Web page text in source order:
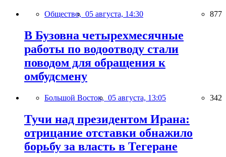
Общество, 05 августа, 14:30 877
В Бузовна четырехмесячные
работы по водоотводу стали
поводом для обращения к
омбудсмену
Большой Восток, 05 августа, 13:05 342
Тучи над президентом Ирана:
отрицание отставки обнажило
борьбу за власть в Тегеране